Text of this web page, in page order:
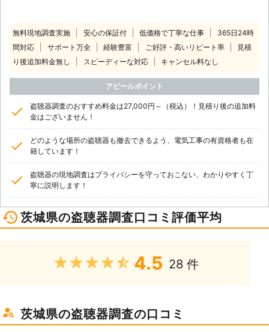
無料現地調査実施 安心の保証付 低価格で丁寧な仕事
365日24時
間対応
サポート万全 経験豊富 ご好評・高いリピート率
見積
り後追加料金無し
スピーディーな対応 キャンセル料なし
アピールポイント
盗聴器調査のおすすめ料金は27,000円～（税込）！見積り後の追加料
金はございません！
どのような場所の盗聴器も撤去できるよう、電気工事の有資格者も在
籍しています！
盗聴器の現地調査はプライバシーを守っておこない、わかりやすく丁
寧に説明します！
茨城県の盗聴器調査口コミ評価平均
★★★★★ 4.5 28 件
茨城県の盗聴器調査の口コミ